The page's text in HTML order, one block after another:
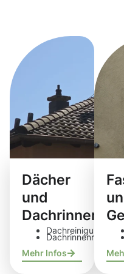
Dächer
und
Dachrinnen
Dachreinigung
Dachrinnenreinigung
Mehr Infos